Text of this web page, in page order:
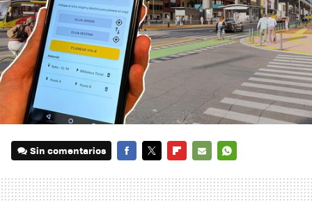
Sin comentarios
MAIL